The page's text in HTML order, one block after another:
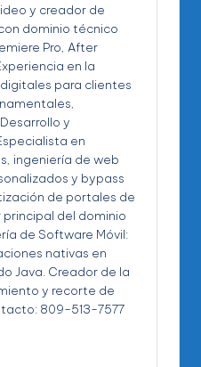
y creador de
dominio técnico
Pro, After
en la
para clientes
y
en
ingeniería de web
y bypass
de portales de
del dominio
de Software Móvil:
nativas en
Java. Creador de la
y recorte de
809-513-7577